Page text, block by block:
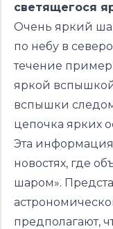
светящегося
Очень яркий
по небу в
течение
яркой
вспышки
цепочка ярких
Эта
новостях, где
шаром».
предполагают,